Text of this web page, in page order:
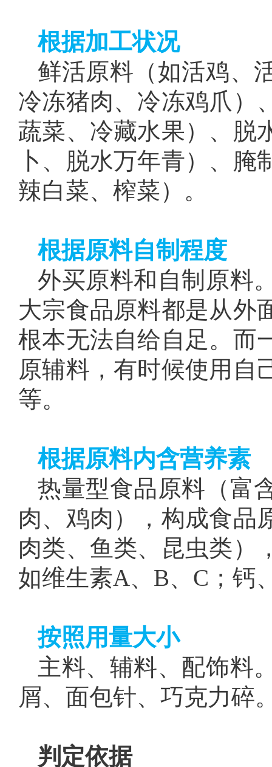
根据加工状况
鲜活原料（如活鸡、
冷冻猪肉、冷冻鸡爪）
蔬菜、冷藏水果）、脱
卜、脱水万年青）、
辣白菜、榨菜）。
根据原料自制程度
外买原料和自制原料
大宗食品原料都是从外
根本无法自给自足。而
原辅料，有时候使用自
等。
根据原料内含营养素
热量型食品原料（富
肉、鸡肉），构成食品
肉类、鱼类、昆虫类）
如维生素A、B、C；钙
按照用量大小
主料、辅料、配饰料
屑、面包针、巧克力碎
判定依据